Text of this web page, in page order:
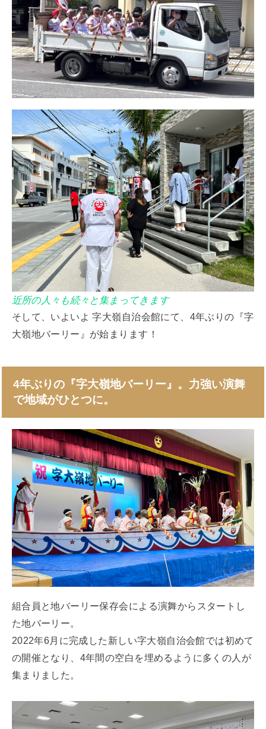
近所の人々も続々と集まってきます
そして、いよいよ 字大嶺自治会館にて、4年ぶりの『字
大嶺地バーリー』が始まります！
4年ぶりの『字大嶺地バーリー』。力強い演舞
で地域がひとつに。
組合員と地バーリー保存会による演舞からスタートし
た地バーリー。
2022年6月に完成した新しい字大嶺自治会館では初めて
の開催となり、4年間の空白を埋めるように多くの人が
集まりました。